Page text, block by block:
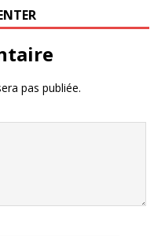
pas publiée.